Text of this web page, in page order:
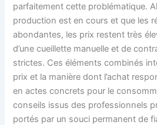
parfaitement cette problématique.
production est en cours et que les
abondantes, les prix restent très
d’une cueillette manuelle et de
strictes. Ces éléments combinés
prix et la manière dont l’achat
en actes concrets pour le
conseils issus des professionnels
portés par un souci permanent de